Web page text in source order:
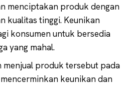
menciptakan produk dengan
kualitas tinggi. Keunikan
konsumen untuk bersedia
yang mahal.
menjual produk tersebut pada
keunikan dan